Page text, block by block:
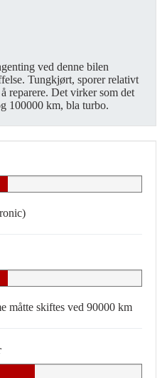
ved denne bilen
Tungkjørt, sporer relativt
reparere. Det virker som det
100000 km, bla turbo.
måtte skiftes ved 90000 km